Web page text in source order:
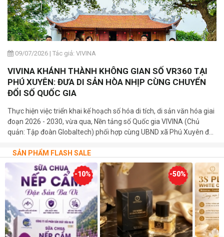
09/07/2026 | Tác giả: VIVINA
VIVINA KHÁNH THÀNH KHÔNG GIAN SỐ VR360 TẠI
PHÚ XUYÊN: ĐƯA DI SẢN HÒA NHỊP CÙNG CHUYỂN
ĐỔI SỐ QUỐC GIA
Thực hiện việc triển khai kế hoạch số hóa di tích, di sản văn hóa giai
đoạn 2026 - 2030, vừa qua, Nền tảng số Quốc gia VIVINA (Chủ
quản: Tập đoàn Globaltech) phối hợp cùng UBND xã Phú Xuyên đã
hóa tại các di tích cấp Quốc gia trên địa bàn xã.
SẢN PHẨM FLASH SALE
-10% -50%